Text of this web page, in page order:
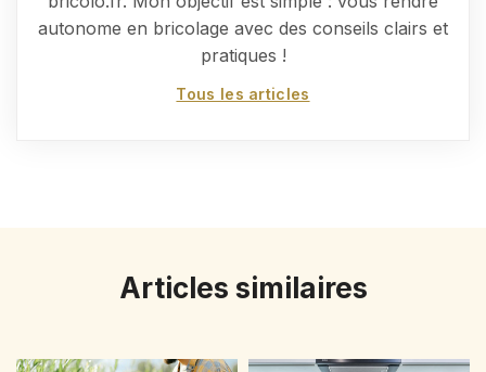
autonome en bricolage avec des conseils clairs et
pratiques !
Tous les articles
Articles similaires